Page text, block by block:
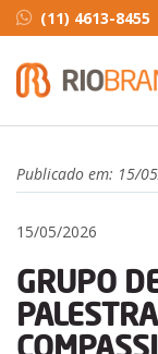
(11) 4613-8455
Publicado em: 15/
15/05/2026
GRUPO